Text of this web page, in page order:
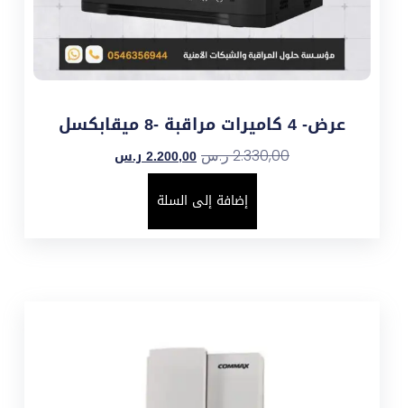
عرض- 4 كاميرات مراقبة -8 ميقابكسل
2.330,00ر.س 2.200,00 ر.س
إضافة إلى السلة